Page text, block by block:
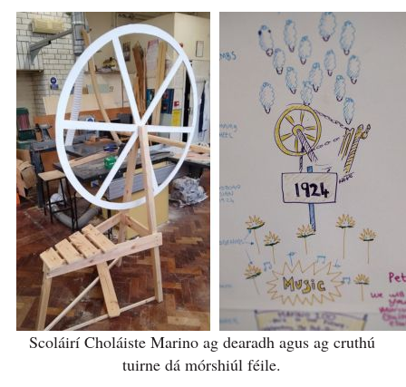
Scoláirí Choláiste Marino ag dearadh agus ag cruthú
tuirne dá mórshiúl féile.